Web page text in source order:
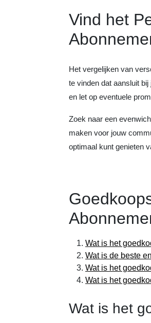
Vind het
Het vergelijken van
te vinden dat aansluit
en let op eventuele
Zoek naar een
maken voor jouw
optimaal kunt genieten
Wat is het
Wat is de beste
Wat is het
Wat is het
Wat is het